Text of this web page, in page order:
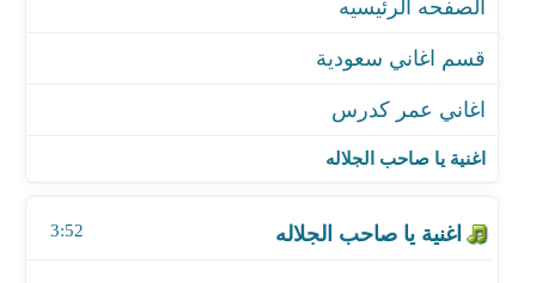
اغنية يا صاحب الجلاله
اغنية يا صاحب الجلاله
3:52
اغنية سهرت منه الليالي
اغنية بس ياروحي التجارب علمتني